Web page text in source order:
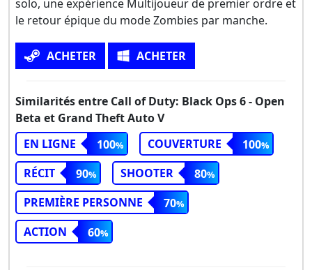
solo, une expérience Multijoueur de premier ordre et
le retour épique du mode Zombies par manche.
ACHETER ACHETER
Similarités entre Call of Duty: Black Ops 6 - Open
Beta et Grand Theft Auto V
EN LIGNE
100 COUVERTURE
100
RÉCIT
90 SHOOTER
80
PREMIÈRE PERSONNE
70
ACTION
60